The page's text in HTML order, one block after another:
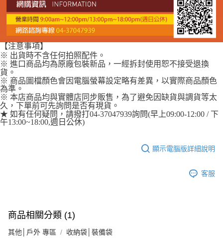
【注意事項】
※ 出貨時不含任何拍照配件。
※ 進口商品均為原廠包裝新品，一經拆封使用恕不接受退換
貨。
※ 商品圖檔顏色會因電腦螢幕設定略有差異，以實際商品顏色
為準。
※ 本店商品均與實體店同步販售，為了避免因缺貨與調貨等太
久，下單前可先詢問是否有現貨。
★ 如有任何疑問，請撥打04-37047939詢問(早上09:00-12:00 / 下
午13:00~18:00,週日公休)
顯示電腦版詳細說明
客服
商品相關分類 (1)
其他│戶外 專區 收納袋│裝備袋